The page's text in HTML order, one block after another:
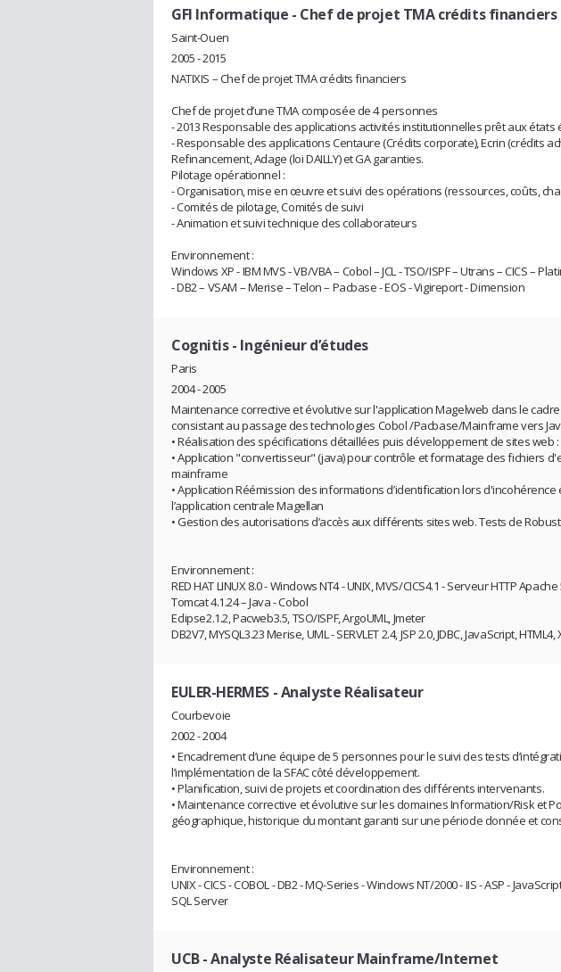
GFI Informatique - Chef de projet TMA crédits financiers
Saint-Ouen
2005 - 2015
NATIXIS – Chef de projet TMA crédits financiers
Chef de projet d’une TMA composée de 4 personnes
- 2013 Responsable des applications activités institutionnelles prêt aux
- Responsable des applications Centaure (Crédits corporate), Ecrin (crédits
Refinancement, Adage (loi DAILLY) et GA garanties.
Pilotage opérationnel :
- Organisation, mise en œuvre et suivi des opérations (ressources, coûts,
- Comités de pilotage, Comités de suivi
- Animation et suivi technique des collaborateurs
Environnement :
Windows XP - IBM MVS - VB/VBA – Cobol – JCL - TSO/ISPF – Utrans – CICS –
- DB2 – VSAM – Merise – Telon – Pacbase - EOS - Vigireport - Dimension
Cognitis- Ingénieur d’études
Paris
2004 - 2005
Maintenance corrective et évolutive sur l'application Magelweb dans le
consistant au passage des technologies Cobol /Pacbase/Mainframe vers
• Réalisation des spécifications détaillées puis développement de sites web :
• Application "convertisseur" (java) pour contrôle et formatage des fichiers
mainframe
• Application Réémission des informations d’identification lors
l’application centrale Magellan
• Gestion des autorisations d’accès aux différents sites web. Tests de
Environnement :
RED HAT LINUX 8.0 - Windows NT4 - UNIX, MVS/CICS4.1 - Serveur HTTP
Tomcat 4.1.24 – Java - Cobol
Eclipse2.1.2, Pacweb3.5, TSO/ISPF, ArgoUML, Jmeter
DB2V7, MYSQL3.23 Merise, UML - SERVLET 2.4, JSP 2.0, JDBC, JavaScript,
EULER-HERMES- Analyste Réalisateur
Courbevoie
2002 - 2004
• Encadrement d’une équipe de 5 personnes pour le suivi des tests
l’implémentation de la SFAC côté développement.
• Planification, suivi de projets et coordination des différents intervenants.
• Maintenance corrective et évolutive sur les domaines Information/Risk et
géographique, historique du montant garanti sur une période donnée et
Environnement :
UNIX - CICS - COBOL - DB2 - MQ-Series - Windows NT/2000 - IIS - ASP -
SQL Server
UCB- Analyste Réalisateur Mainframe/Internet